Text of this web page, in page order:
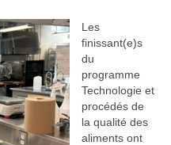
Les
finissant(e)s
du
programme
Technologie et
procédés de
la qualité des
aliments ont